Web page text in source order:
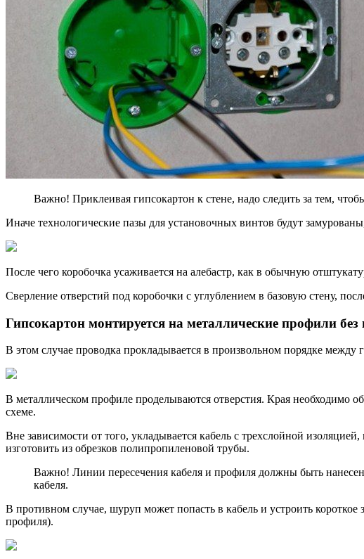
Важно! Приклеивая гипсокартон к стене, надо следить за тем,
Иначе технологические пазы для установочных винтов будут
После чего коробочка усаживается на алебастр, как в обычную
Сверление отверстий под коробочки с углублением в базовую стену,
Гипсокартон монтируется на металлические профили без
В этом случае проводка прокладывается в произвольном порядке между
В металлическом профиле проделываются отверстия. Края необходимо
схеме.
Вне зависимости от того, укладывается кабель с трехслойной
изготовить из обрезков полипропиленовой трубы.
Важно! Линии пересечения кабеля и профиля должны быть
кабеля.
В противном случае, шуруп может попасть в кабель и устроить
профиля).